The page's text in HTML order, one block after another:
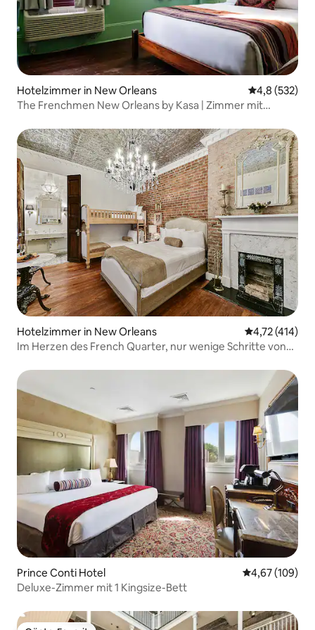
Hotelzimmer in New Orleans
4,8 (532)
The Frenchmen New Orleans by Kasa | Zimmer mit
Hotelzimmer in New Orleans
4,72 (414)
Im Herzen des French Quarter, nur wenige Schritte von
Prince Conti Hotel
4,67 (109)
Deluxe-Zimmer mit 1 Kingsize-Bett